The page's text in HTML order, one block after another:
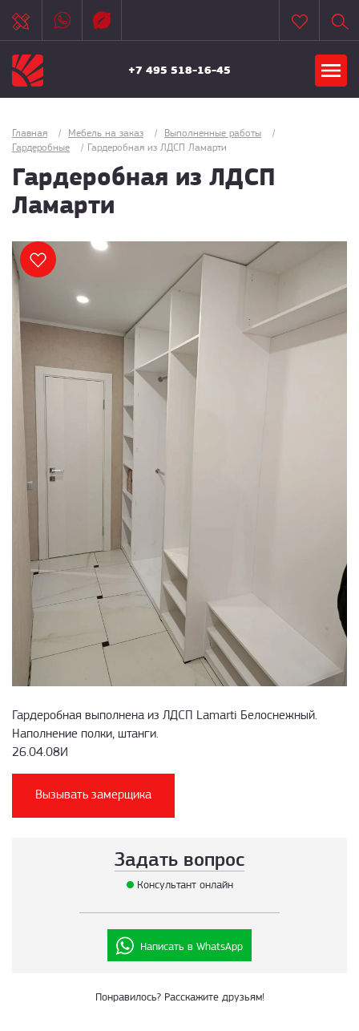
+7 495 518-16-45
Главная / Мебель на заказ / Выполненные работы
/
Гардеробные
/ Гардеробная из ЛДСП Ламарти
Гардеробная из ЛДСП
Ламарти
Гардеробная выполнена из ЛДСП Lamarti Белоснежный.
Наполнение полки, штанги.
26.04.08И
Вызывать замерщика
Задать вопрос
Консультант онлайн
Написать в WhatsApp
Понравилось? Расскажите друзьям!